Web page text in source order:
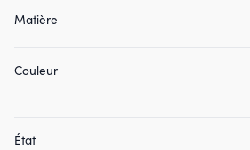
Matière
Couleur
État